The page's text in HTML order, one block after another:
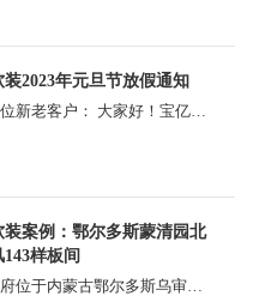
2023年元旦节放假通知
装案例：鄂尔多斯蒙清园北
样板间
蒙清园北府位于内蒙古鄂尔多斯乌审旗，软装项目由广州宝亿莱软装设计倾情打造 宝亿莱软装案例：鄂尔多斯蒙清园北府国潮风143样板间...